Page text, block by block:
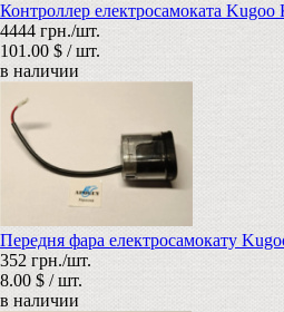
Контроллер електросамоката
4444 грн./шт.
101.00 $ / шт.
в наличии
Передня фара електросамокату
352 грн./шт.
8.00 $ / шт.
в наличии